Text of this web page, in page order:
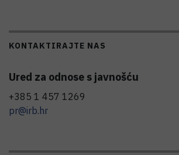
KONTAKTIRAJTE NAS
Ured za odnose s javnošću
+385 1 457 1269
pr@irb.hr